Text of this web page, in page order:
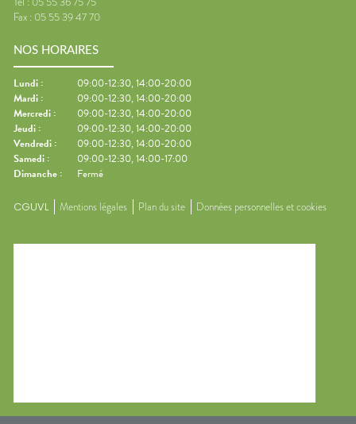
Fax : 05 55 39 47 70
NOS HORAIRES
Lundi :
09:00-12:30, 14:00-20:00
Mardi :
09:00-12:30, 14:00-20:00
Mercredi :
09:00-12:30, 14:00-20:00
Jeudi :
09:00-12:30, 14:00-20:00
Vendredi :
09:00-12:30, 14:00-20:00
Samedi :
09:00-12:30, 14:00-17:00
Dimanche : Fermé
CGUVL Mentions légales Plan du site Données personnelles et cookies